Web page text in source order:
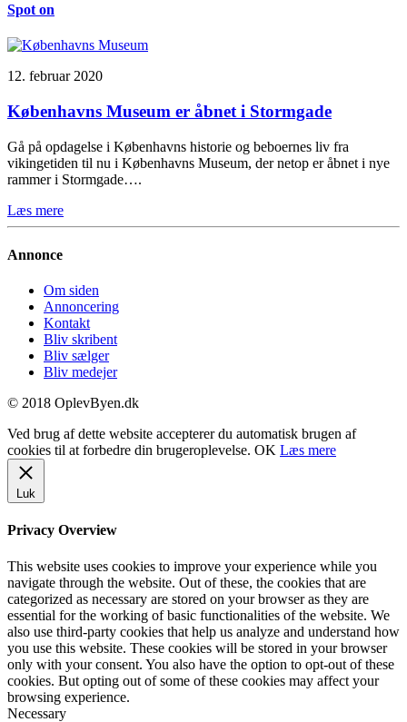
Spot on
12. februar 2020
Københavns Museum er åbnet i Stormgade
Gå på opdagelse i Københavns historie og beboernes liv fra
vikingetiden til nu i Københavns Museum, der netop er åbnet i nye
rammer i Stormgade….
Læs mere
Annonce
Om siden
Annoncering
Kontakt
Bliv skribent
Bliv sælger
Bliv medejer
© 2018 OplevByen.dk
Ved brug af dette website accepterer du automatisk brugen af
cookies til at forbedre din brugeroplevelse. OK Læs mere
Luk
Privacy Overview
This website uses cookies to improve your experience while you
navigate through the website. Out of these, the cookies that are
categorized as necessary are stored on your browser as they are
essential for the working of basic functionalities of the website. We
also use third-party cookies that help us analyze and understand how
you use this website. These cookies will be stored in your browser
only with your consent. You also have the option to opt-out of these
cookies. But opting out of some of these cookies may affect your
browsing experience.
Necessary